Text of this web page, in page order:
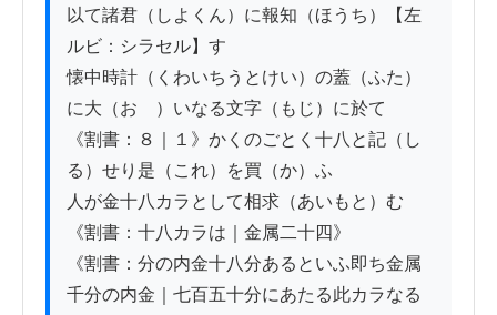
以て諸君（しよくん）に報知（ほうち）【左
ルビ：シラセル】す
懐中時計（くわいちうとけい）の蓋（ふた）
に大（おゝ）いなる文字（もじ）に於て
《割書：８｜１》かくのごとく十八と記（し
る）せり是（これ）を買（か）ふ
人が金十八カラとして相求（あいもと）む
《割書：十八カラは｜金属二十四》
《割書：分の内金十八分あるといふ即ち金属
千分の内金｜七百五十分にあたる此カラなる